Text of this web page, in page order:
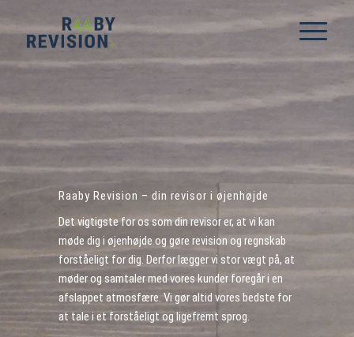
Raaby Revision – din revisor i øjenhøjde
Det vigtigste for os som din revisor er, at vi kan
møde dig i øjenhøjde og gøre revision og regnskab
forståeligt for dig. Derfor lægger vi stor vægt på, at
møder og samtaler med vores kunder foregår i en
afslappet atmosfære. Vi gør altid vores bedste for
at tale i et forståeligt og ligefremt sprog.